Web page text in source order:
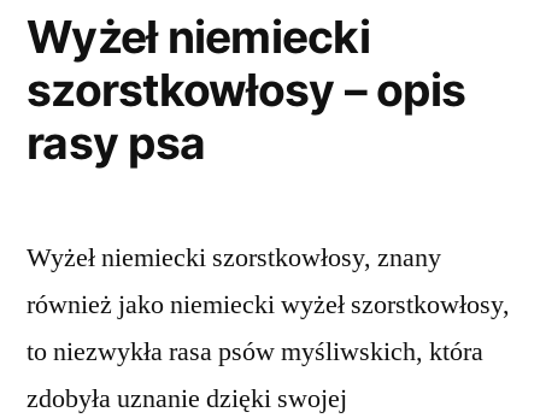
Wyżeł niemiecki
szorstkowłosy – opis
rasy psa
Wyżeł niemiecki szorstkowłosy, znany
również jako niemiecki wyżeł szorstkowłosy,
to niezwykła rasa psów myśliwskich, która
zdobyła uznanie dzięki swojej